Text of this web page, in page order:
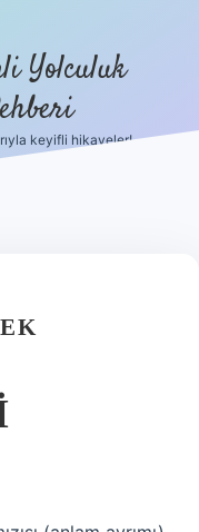
Yolculuk
keyifli hikayeler!